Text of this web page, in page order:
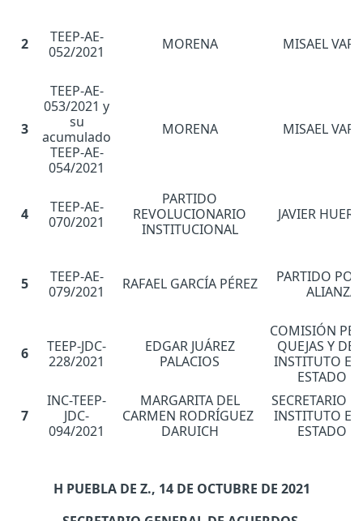
2
TEEP-AE-
052/2021
MORENA MISAEL
3
TEEP-AE-
053/2021 y
su
acumulado
TEEP-AE-
054/2021
MORENA MISAEL
4
TEEP-AE-
070/2021
PARTIDO
REVOLUCIONARIO
INSTITUCIONAL
JAVIER
5
TEEP-AE-
079/2021
RAFAEL GARCÍA PÉREZ
PARTIDO
ALIANZA
6
TEEP-JDC-
228/2021
EDGAR JUÁREZ
PALACIOS
COMISIÓN
QUEJAS Y
INSTITUTO
ESTADO
7
INC-TEEP-
JDC-
094/2021
MARGARITA DEL
CARMEN RODRÍGUEZ
DARUICH
SECRETARIO
INSTITUTO
ESTADO
H PUEBLA DE Z., 14 DE OCTUBRE DE 2021